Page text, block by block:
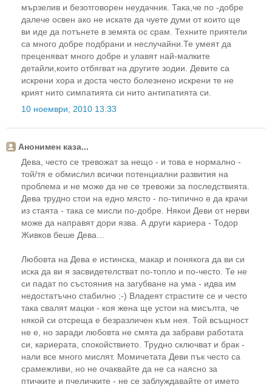
мързелив и безотговорен неудачник. Така,че по -добре
далече освен ако не искате да чуете думи от които ще
ви иде да потънете в земята ос срам. Техните приятели
са много добре подбрани и неслучайни.Те умеят да
преценяват много добре и улавят най-малките
детайли,които отбягват на другите зодии. Девите са
искрени хора и доста често болезнено искрени те не
крият нито симпатията си нито антипатията си.
10 ноември, 2010 13:33
Анонимен каза...
Дева, често се тревожат за нещо - и това е нормално -
той/тя е обмислил всички потенциални развития на
проблема и не може да не се тревожи за последствията.
Дева трудно стои на едно място - по-типично е да крачи
из стаята - така се мисли по-добре. Някои Деви от нерви
може да направят дори язва. А други кариера - Тодор
Живков беше Дева…
Любовта на Дева е истинска, макар и понякога да ви си
иска да ви я засвидетелстват по-топло и по-често. Те не
си падат по състояния на загубване на ума - идва им
недостатъчно стабилно ;-) Владеят страстите се и често
така свалят мацки - коя жена ще устои на мисълта, че
някой си отсреща е безразличен към нея. Той всъщност
не е, но заради любовта не смята да забрави работата
си, кариерата, спокойствието. Трудно сключват и брак -
нали все много мислят. Момичетата Деви пък често са
срамежливи, но не очаквайте да не са наясно за
птичките и пчеличките - не се заблуждавайте от името